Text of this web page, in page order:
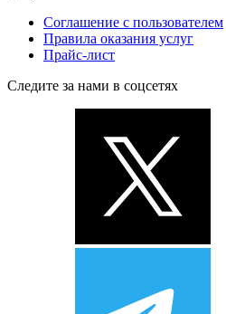
Соглашение с пользователем
Правила оказания услуг
Прайс-лист
Следите за нами в соцсетях